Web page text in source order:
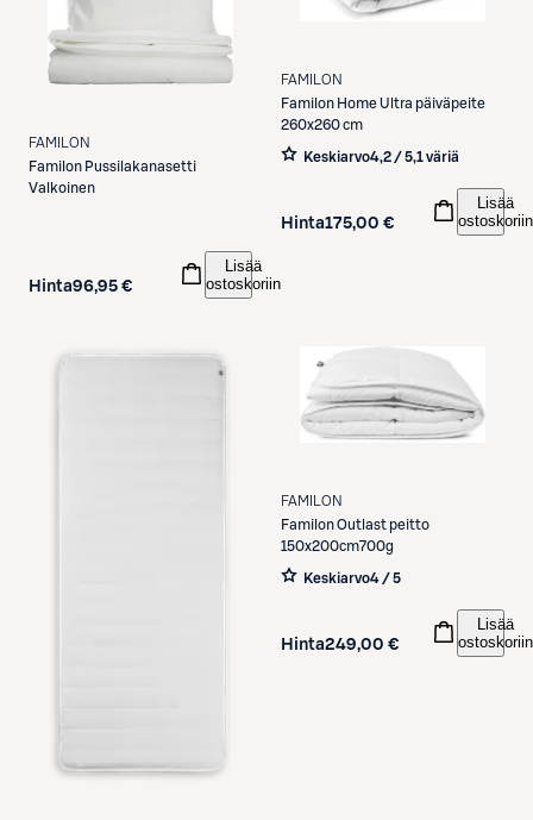
FAMILON
Familon Pussilakanasetti
Valkoinen
Hinta96,95 €
Lisää
ostoskoriin
FAMILON
Familon Home Ultra päiväpeite
260x260 cm
Keskiarvo4,2 / 5,1 väriä
Hinta175,00 €
Lisää
ostoskoriin
FAMILON
FamilonOutlast peitto
150x200cm700g
Keskiarvo4 / 5
Hinta249,00 €
Lisää
ostoskoriin